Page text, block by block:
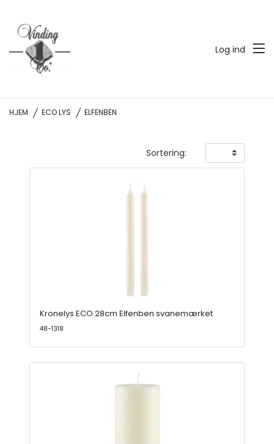
Log ind
HJEM ECO LYS ELFENBEN
Sortering:
Kronelys ECO 28cm Elfenben svanemærket
48-1318